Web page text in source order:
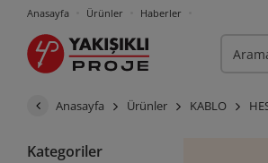
Anasayfa Ürünler Haberler
Anasayfa Ürünler KABLO
Kategoriler